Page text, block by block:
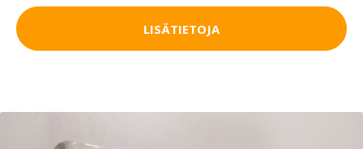
LISÄTIETOJA